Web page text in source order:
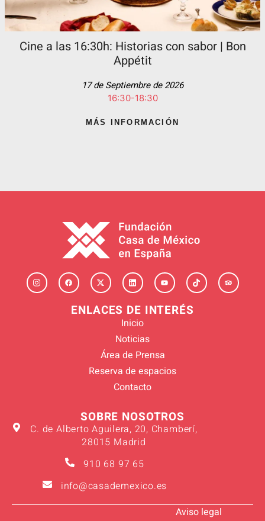
Cine a las 16:30h: Historias con sabor | Bon
Appétit
17 de Septiembre de 2026
16:30-18:30
MÁS INFORMACIÓN
ENLACES DE INTERÉS
Inicio
Noticias
Área de Prensa
Reserva de espacios
Contacto
SOBRE NOSOTROS
C. de Alberto Aguilera, 20, Chamberí,
28015 Madrid
910 68 97 65
info@casademexico.es
Aviso legal